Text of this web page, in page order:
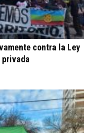
contra la Ley